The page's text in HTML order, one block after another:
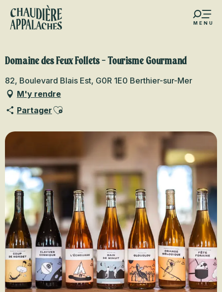
Aller
contenu
MENU
favoris
Domaine des Feux Follets - Tourisme Gourmand
82, Boulevard Blais Est, G0R 1E0 Berthier-sur-Mer
M'y rendre
Partager Ajouter aux favoris